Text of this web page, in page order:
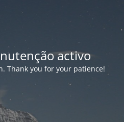
activo
Thank you for your patience!